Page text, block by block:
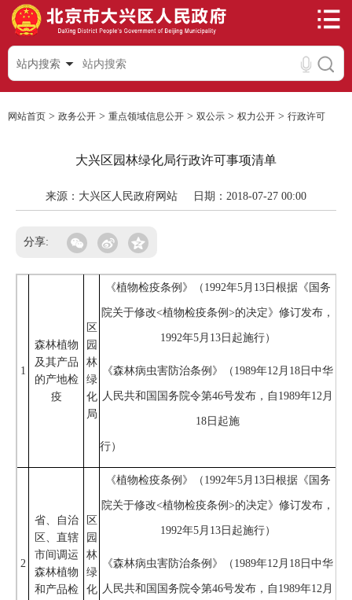
站内搜索
网站首页 > 政务公开 > 重点领域信息公开 > 双公示 > 权力公开 > 行政许可
大兴区园林绿化局行政许可事项清单
来源：大兴区人民政府网站 日期：2018-07-27 00:00
分享:
1
森林植物
及其产品
的产地检
疫
区
园
林
绿
化
局
《植物检疫条例》（1992年5月13日根据《国务
院关于修改<植物检疫条例>的决定》修订发布，
1992年5月13日起施行）
《森林病虫害防治条例》（1989年12月18日中华
人民共和国国务院令第46号发布，自1989年12月
18日起施
行）
2
省、自治
区、直辖
市间调运
森林植物
和产品检
区
园
林
绿
化
《植物检疫条例》（1992年5月13日根据《国务
院关于修改<植物检疫条例>的决定》修订发布，
1992年5月13日起施行）
《森林病虫害防治条例》（1989年12月18日中华
人民共和国国务院令第46号发布，自1989年12月